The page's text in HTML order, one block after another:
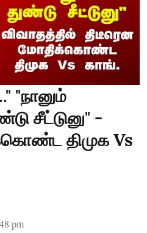
"நானும்
சீட்டுனு" -
திமுக Vs
pm